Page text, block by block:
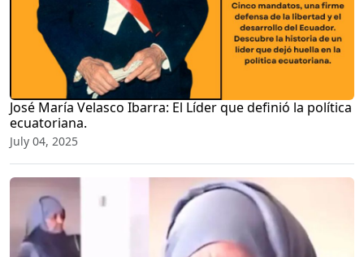
José María Velasco Ibarra: El Líder que definió la política
ecuatoriana.
July 04, 2025